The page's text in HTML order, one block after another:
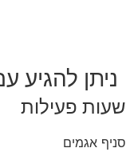
ניתן להגיע
פעילות
אגמים